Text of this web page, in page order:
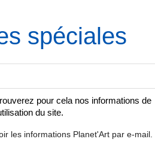
spéciales
pour cela nos informations de
du site.
les informations Planet'Art par e-mail.